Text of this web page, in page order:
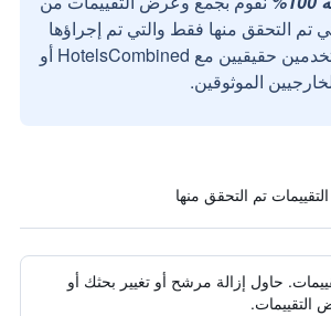
تم التحقق منها فقط والتي تم إجراؤها
بواسطة مستخدمين حقيقيين مع HotelsCombined أو
الموثوقين.
حاول إزالة مرشح أو تغيير بحثك أو